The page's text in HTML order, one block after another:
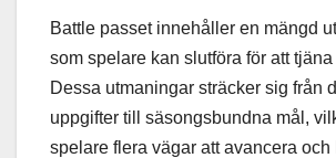
Battle passet innehåller en mängd
som spelare kan slutföra för att
Dessa utmaningar sträcker sig från
uppgifter till säsongsbundna mål,
spelare flera vägar att avancera och